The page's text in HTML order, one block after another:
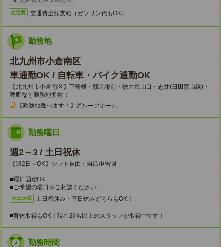
交通費 交通費全額支給（ガソリン代もOK）
勤務地
北九州市小倉南区
車通勤OK / 自転車・バイク通勤OK
【北九州市小倉南区】下曽根・競馬場前・徳力嵐山口・志井(日田彦山線)・
呼野など勤務地多数！
【勤務地選べます！】グループホーム
勤務曜日
週2～3 / 土日祝休
【週2日～OK】シフト自由・自己申告制
■曜日固定OK
■ご希望の曜日をご相談ください。
休日休暇 土日祝休み・平日休みどちらもOK！
■育休取得もOK！現在20名以上のスタッフが取得中です！
勤務時間